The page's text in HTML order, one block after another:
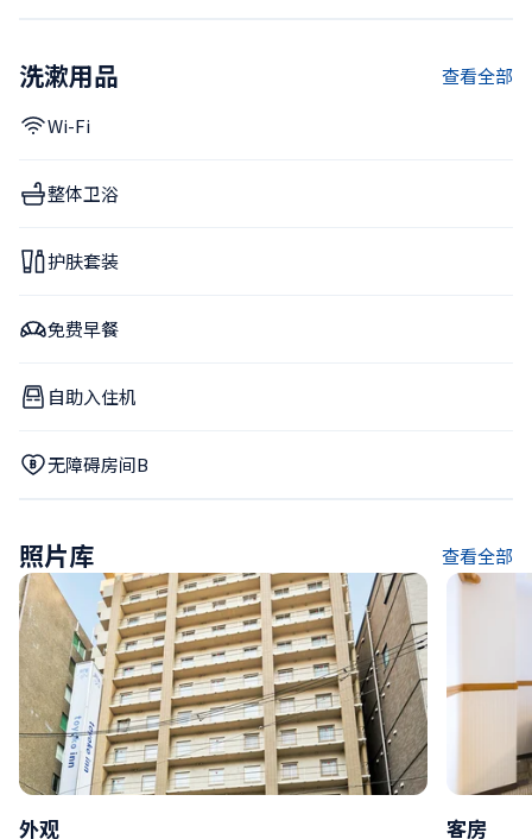
洗漱用品 查看全部
Wi-Fi
整体卫浴
护肤套装
免费早餐
自助入住机
无障碍房间B
照片库 查看全部
外观 客房